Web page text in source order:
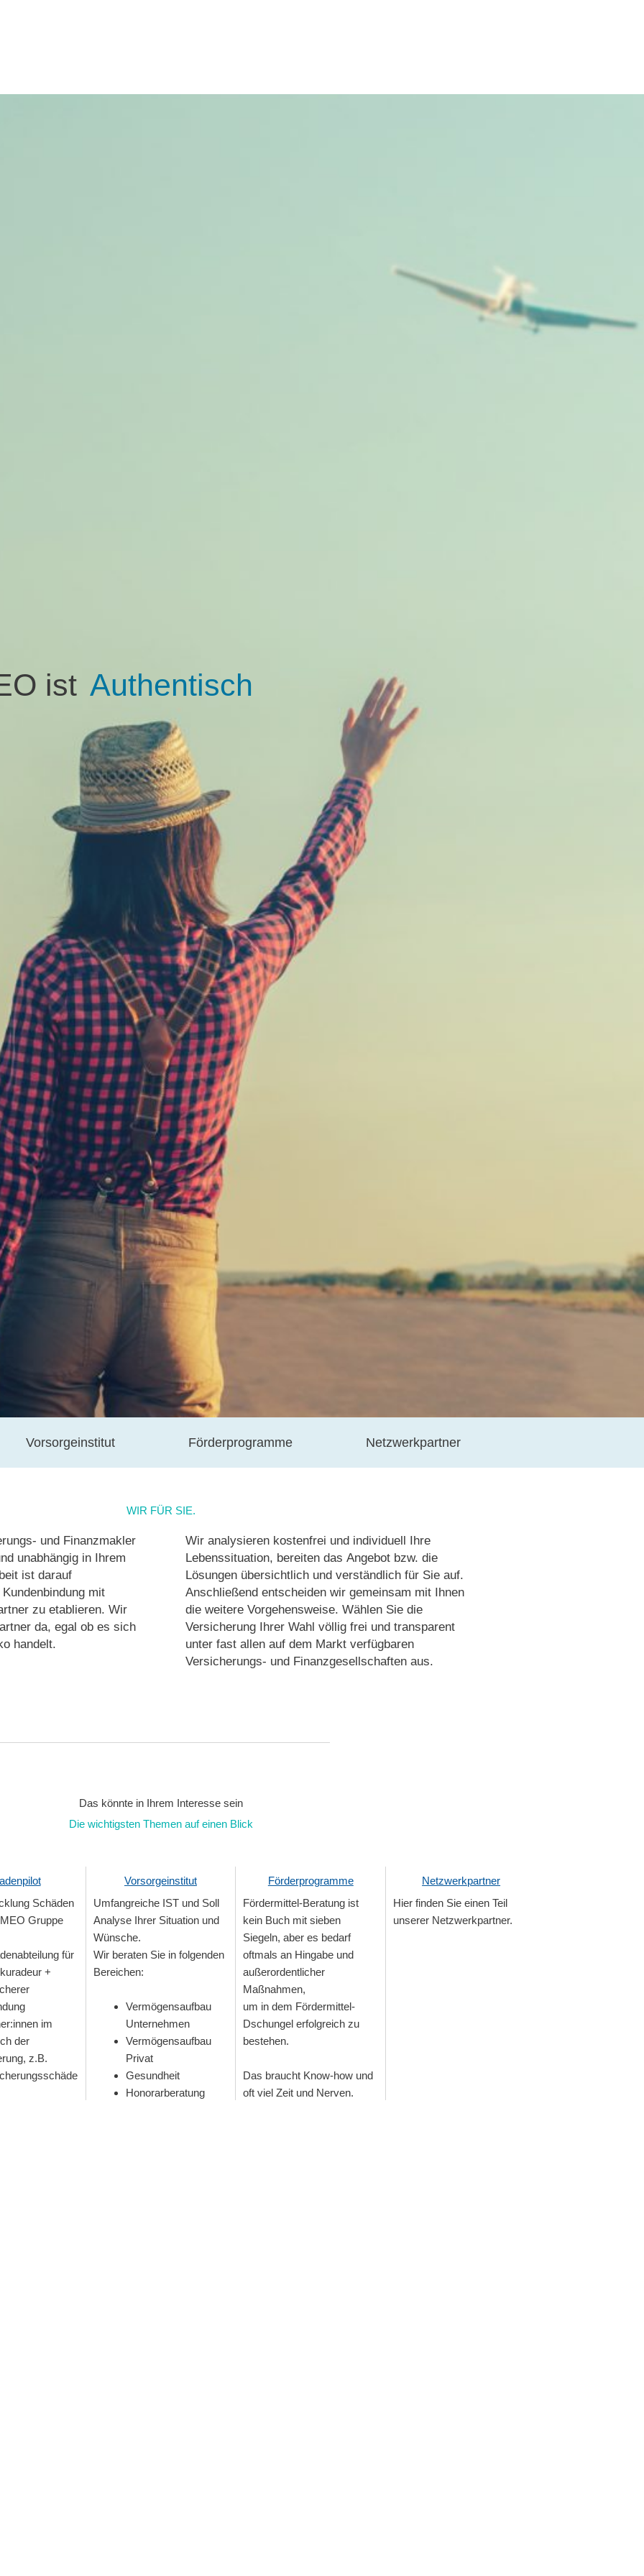
ist Authentisch
Vorsorgeinstitut Förderprogramme Netzwerkpartner
WIR FÜR SIE.
und Finanzmakler
unabhängig in Ihrem
ist darauf
mit
zu etablieren. Wir
da, egal ob es sich
handelt.
Wir analysieren kostenfrei und individuell Ihre
Lebenssituation, bereiten das Angebot bzw. die
Lösungen übersichtlich und verständlich für Sie auf.
Anschließend entscheiden wir gemeinsam mit Ihnen
die weitere Vorgehensweise. Wählen Sie die
Versicherung Ihrer Wahl völlig frei und transparent
unter fast allen auf dem Markt verfügbaren
Versicherungs- und Finanzgesellschaften aus.
Das könnte in Ihrem Interesse sein
Die wichtigsten Themen auf einen Blick
Schäden
Gruppe
für
+
im
der
z.B.
Vorsorgeinstitut
Umfangreiche IST und Soll
Analyse Ihrer Situation und
Wünsche.
Wir beraten Sie in folgenden
Bereichen:
Vermögensaufbau
Unternehmen
Vermögensaufbau
Privat
Gesundheit
Honorarberatung
Förderprogramme
Fördermittel-Beratung ist
kein Buch mit sieben
Siegeln, aber es bedarf
oftmals an Hingabe und
außerordentlicher
Maßnahmen,
um in dem Fördermittel-
Dschungel erfolgreich zu
bestehen.
Das braucht Know-how und
oft viel Zeit und Nerven.
Netzwerkpartner
Hier finden Sie einen Teil
unserer Netzwerkpartner.